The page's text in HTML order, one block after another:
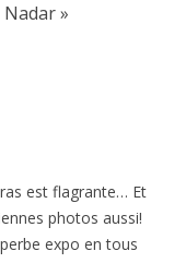
»
est flagrante… Et
photos aussi!
expo en tous